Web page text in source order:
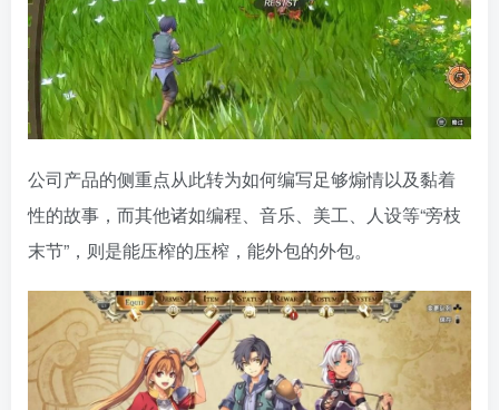
公司产品的侧重点从此转为如何编写足够煽情以及黏着
性的故事，而其他诸如编程、音乐、美工、人设等“旁枝
末节”，则是能压榨的压榨，能外包的外包。